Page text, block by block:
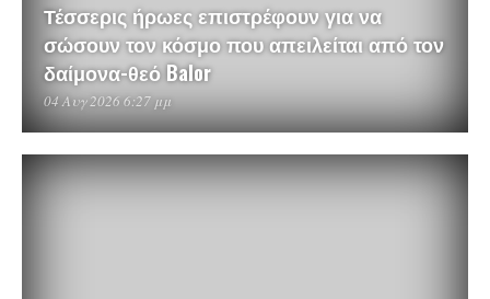
Τέσσερις ήρωες επιστρέφουν για να
σώσουν τον κόσμο που απειλείται από τον
δαίμονα-θεό Balor
04 Αυγ 2026 6:27 μμ